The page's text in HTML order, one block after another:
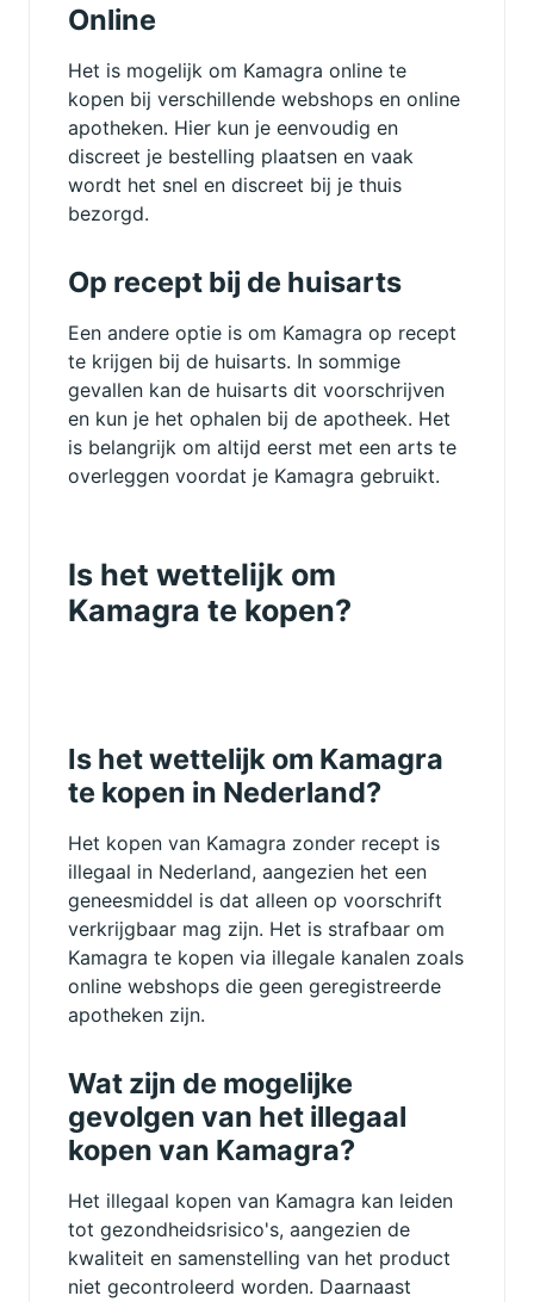
Online
Het is mogelijk om Kamagra online te
kopen bij verschillende webshops en online
apotheken. Hier kun je eenvoudig en
discreet je bestelling plaatsen en vaak
wordt het snel en discreet bij je thuis
bezorgd.
Op recept bij de huisarts
Een andere optie is om Kamagra op recept
te krijgen bij de huisarts. In sommige
gevallen kan de huisarts dit voorschrijven
en kun je het ophalen bij de apotheek. Het
is belangrijk om altijd eerst met een arts te
overleggen voordat je Kamagra gebruikt.
Is het wettelijk om
Kamagra te kopen?
Is het wettelijk om Kamagra
te kopen in Nederland?
Het kopen van Kamagra zonder recept is
illegaal in Nederland, aangezien het een
geneesmiddel is dat alleen op voorschrift
verkrijgbaar mag zijn. Het is strafbaar om
Kamagra te kopen via illegale kanalen zoals
online webshops die geen geregistreerde
apotheken zijn.
Wat zijn de mogelijke
gevolgen van het illegaal
kopen van Kamagra?
Het illegaal kopen van Kamagra kan leiden
tot gezondheidsrisico's, aangezien de
kwaliteit en samenstelling van het product
niet gecontroleerd worden. Daarnaast